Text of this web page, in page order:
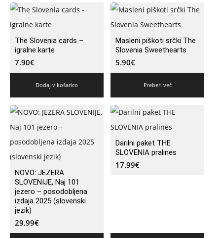
The Slovenia cards –
igralne karte
7.90€
Dodaj v košarico
Masleni piškoti srčki The
Slovenia Sweethearts
5.90€
Preberi več
NOVO: JEZERA
SLOVENIJE, Naj 101
jezero – posodobljena
izdaja 2025 (slovenski
jezik)
29.99€
Darilni paket THE
SLOVENIA pralines
17.99€